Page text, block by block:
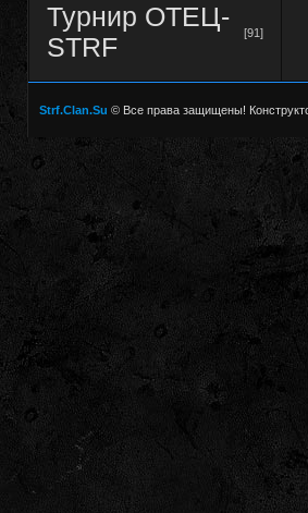
Турнир ОТЕЦ-
STRF
[91]
Strf.Clan.Su © Все права защищены!